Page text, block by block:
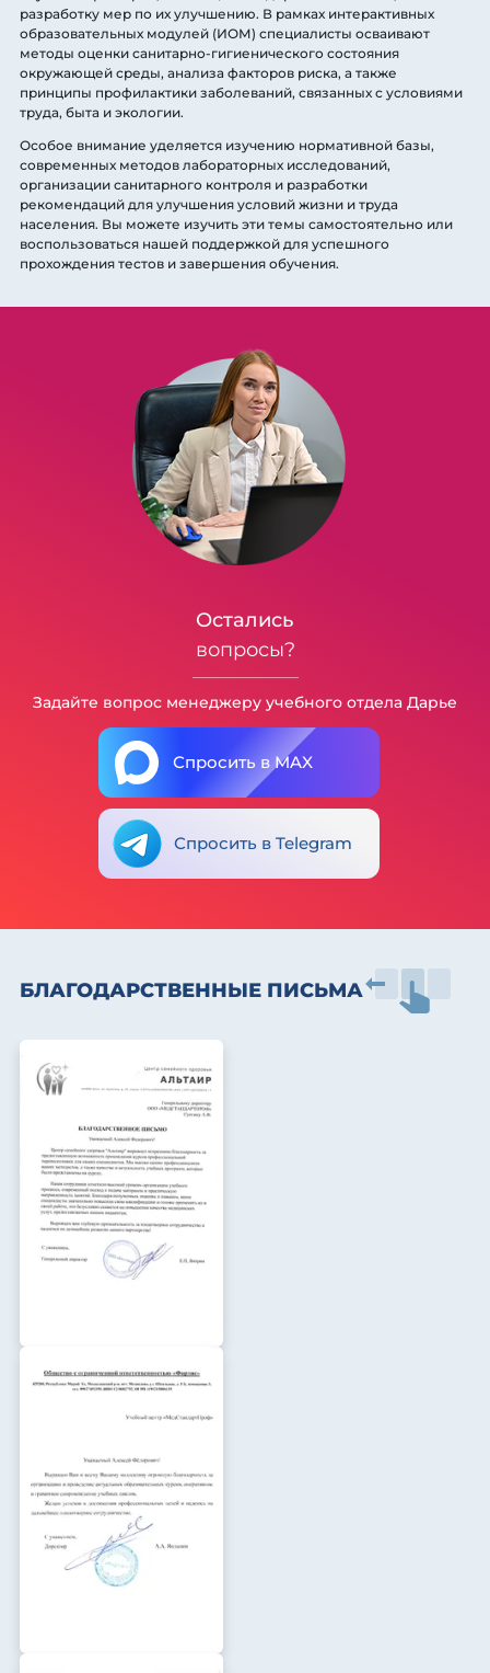
разработку мер по их улучшению. В рамках интерактивных
образовательных модулей (ИОМ) специалисты осваивают
методы оценки санитарно-гигиенического состояния
окружающей среды, анализа факторов риска, а также
принципы профилактики заболеваний, связанных с условиями
труда, быта и экологии.
Особое внимание уделяется изучению нормативной базы,
современных методов лабораторных исследований,
организации санитарного контроля и разработки
рекомендаций для улучшения условий жизни и труда
населения. Вы можете изучить эти темы самостоятельно или
воспользоваться нашей поддержкой для успешного
прохождения тестов и завершения обучения.
Остались
вопросы?
Задайте вопрос менеджеру учебного отдела Дарье
Спросить в MAX
Спросить в Telegram
БЛАГОДАРСТВЕННЫЕ ПИСЬМА